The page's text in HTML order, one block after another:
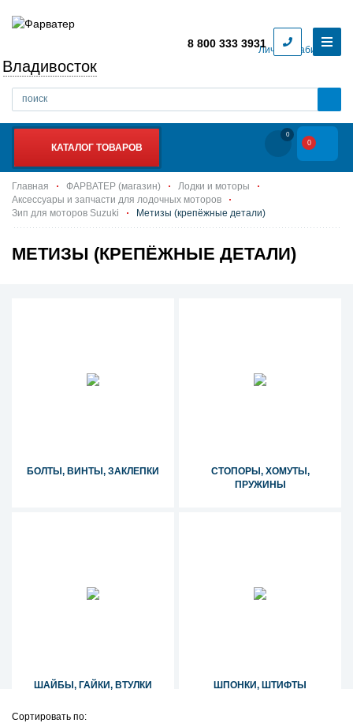
Личный кабинет
Владивосток
8 800 333 3931
КАТАЛОГ ТОВАРОВ
0
0
Главная ФАРВАТЕР (магазин)
Лодки и моторы
Аксессуары и запчасти для лодочных моторов
Зип для моторов Suzuki
Метизы (крепёжные детали)
МЕТИЗЫ (КРЕПЁЖНЫЕ ДЕТАЛИ)
БОЛТЫ, ВИНТЫ, ЗАКЛЕПКИ
СТОПОРЫ, ХОМУТЫ,
ПРУЖИНЫ
ШАЙБЫ, ГАЙКИ, ВТУЛКИ ШПОНКИ, ШТИФТЫ
Сортировать по: